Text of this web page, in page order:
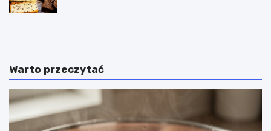
C
l
a
r
e
k
P
r
k
i
d
l
Warto przeczytać